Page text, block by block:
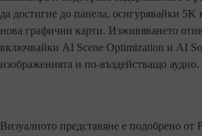
да достигне до панела, осигурявайки 5K
нова графични карти. Изживяването
включвайки AI Scene Optimization и AI
изображенията и по-въздействащо аудио.
Визуалното представяне е подобрено от